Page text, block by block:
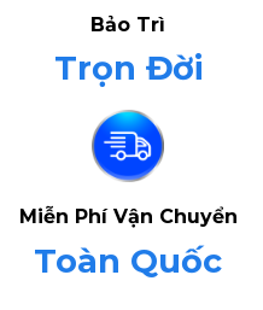
Bảo Trì
Trọn Đời
Miễn Phí Vận Chuyển
Toàn Quốc